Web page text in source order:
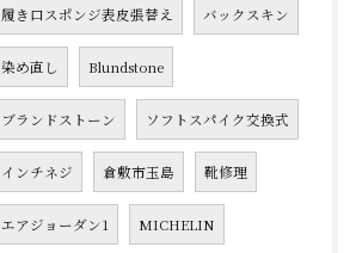
履き口スポンジ表皮張替え バックスキン
染め直し Blundstone
ブランドストーン ソフトスパイク交換式
インチネジ 倉敷市玉島 靴修理
エアジョーダン1 MICHELIN